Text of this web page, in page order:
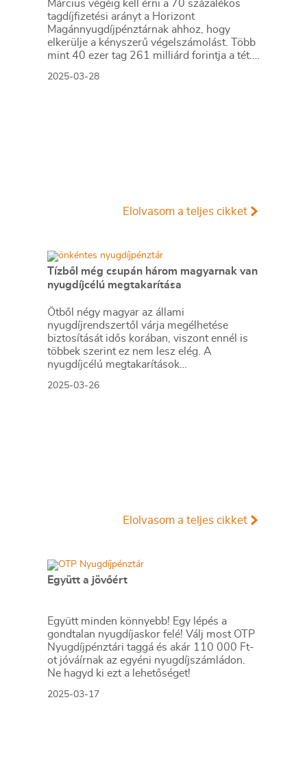
Március végéig kell érni a 70 százalékos
tagdíjfizetési arányt a Horizont
Magánnyugdíjpénztárnak ahhoz, hogy
elkerülje a kényszerű végelszámolást. Több
mint 40 ezer tag 261 milliárd forintja a tét.
nagyságrendű.
2025-03-28
Elolvasom a teljes cikket
Tízből még csupán három magyarnak van
nyugdíjcélú megtakarítása
Ötből négy magyar az állami
nyugdíjrendszertől várja megélhetése
biztosítását idős korában, viszont ennél is
többek szerint ez nem lesz elég. A
nyugdíjcélú megtakarítások
életszínvonalhoz, mégis sokan halogatják az
2025-03-26
Elolvasom a teljes cikket
Együtt a jövőért
Együtt minden könnyebb! Egy lépés a
gondtalan nyugdíjaskor felé! Válj most OTP
Nyugdíjpénztári taggá és akár 110 000 Ft-
ot jóváírnak az egyéni nyugdíjszámládon.
Ne hagyd ki ezt a lehetőséget!
2025-03-17